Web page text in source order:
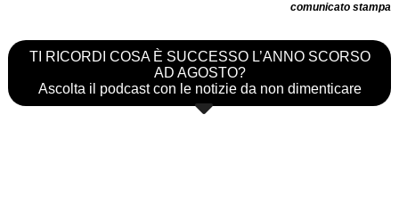
comunicato stampa
TI RICORDI COSA È SUCCESSO L’ANNO SCORSO
AD AGOSTO?
Ascolta il podcast con le notizie da non dimenticare